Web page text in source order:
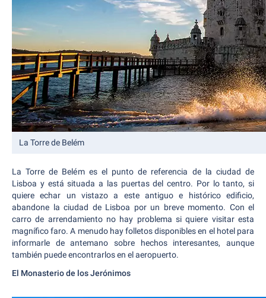
La Torre de Belém
La Torre de Belém es el punto de referencia de la ciudad de
Lisboa y está situada a las puertas del centro. Por lo tanto, si
quiere echar un vistazo a este antiguo e histórico edificio,
abandone la ciudad de Lisboa por un breve momento. Con el
carro de arrendamiento no hay problema si quiere visitar esta
magnífico faro. A menudo hay folletos disponibles en el hotel para
informarle de antemano sobre hechos interesantes, aunque
también puede encontrarlos en el aeropuerto.
El Monasterio de los Jerónimos